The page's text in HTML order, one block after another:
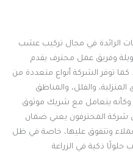
الرائدة في مجال تركيب عشب
وفريق عمل محترف يقدم
توفر الشركة أنواع متعددة من
والفلل، والمناطق
وكأنه يتعامل مع شريك موثوق
شركة المحترفون يعني ضمان
وتتفوق عليها، خاصة في ظل
حلولًا ذكية في الزراعة